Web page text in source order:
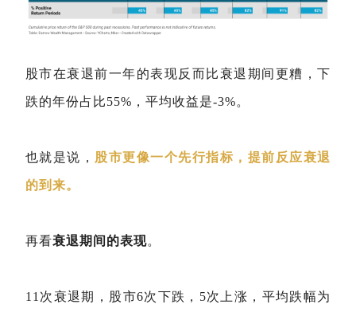
股市在衰退前一年的表现反而比衰退期间更糟，下
跌的年份占比55%，平均收益是-3%。
也就是说， 股市更像一个先行指标，提前反应衰退
的到来。
再看衰退期间的表现。
11次衰退期，股市6次下跌，5次上涨，平均跌幅为